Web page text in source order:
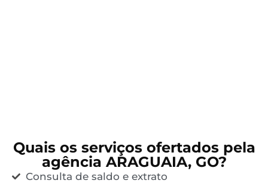
Quais os serviços ofertados pela
agência ARAGUAIA, GO?
Consulta de saldo e extrato